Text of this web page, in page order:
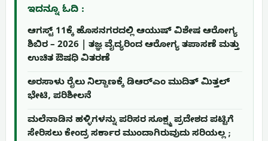
ಇದನ್ನೂ ಓದಿ :
ಆಗಸ್ಟ್ 11ಕ್ಕೆ ಹೊಸನಗರದಲ್ಲಿ ಆಯುಷ್ ವಿಶೇಷ ಆರೋಗ್ಯ
ಶಿಬಿರ – 2026 | ತಜ್ಞ ವೈದ್ಯರಿಂದ ಆರೋಗ್ಯ ತಪಾಸಣೆ ಮತ್ತು
ಉಚಿತ ಔಷಧಿ ವಿತರಣೆ
ಅರಸಾಳು ರೈಲು ನಿಲ್ದಾಣಕ್ಕೆ ಡಿಆರ್‌ಎಂ ಮುದಿತ್ ಮಿತ್ತಲ್
ಭೇಟಿ, ಪರಿಶೀಲನೆ
ಮಲೆನಾಡಿನ ಹಳ್ಳಿಗಳನ್ನು ಪರಿಸರ ಸೂಕ್ಷ್ಮ ಪ್ರದೇಶದ ಪಟ್ಟಿಗೆ
ಸೇರಿಸಲು ಕೇಂದ್ರ ಸರ್ಕಾರ ಮುಂದಾಗಿರುವುದು ಸರಿಯಲ್ಲ ;